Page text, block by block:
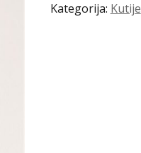
Kategorija: Kutije